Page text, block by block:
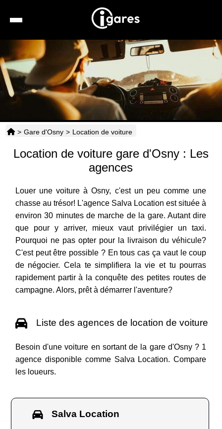
Recherche
Location de voiture
Hôtels
Taxis
Horaires
> Gare d'Osny > Location de voiture
Location de voiture gare d'Osny : Les
agences
Louer une voiture à Osny, c'est un peu comme une
chasse au trésor! L'agence Salva Location est située à
environ 30 minutes de marche de la gare. Autant dire
que pour y arriver, mieux vaut privilégier un taxi.
Pourquoi ne pas opter pour la livraison du véhicule?
C'est peut être possible ? En tous cas ça vaut le coup
de négocier. Cela te simplifiera la vie et tu pourras
rapidement partir à la conquête des petites routes de
campagne. Alors, prêt à démarrer l'aventure?
Liste des agences de location de voiture
Besoin d'une voiture en sortant de la gare d'Osny ? 1
agence disponible comme Salva Location. Compare
les loueurs.
Salva Location